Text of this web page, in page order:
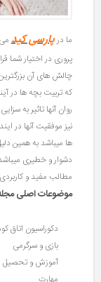
ما درپارسی کیدمی
پروری در اختیار شما
چالش های آن
که تربیت بچه ها در
روان آنها تاثیر به
نیز موفقیت آنها در
ها میباشد به همین
دشوار و خطیری
مطالب مفید و کاربردی
موضوعات اصلی
دکوراسیون اتاق
بازی و سرگرمی
آموزش و تحصیل
مهارت